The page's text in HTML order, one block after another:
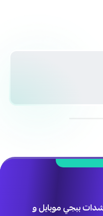
ببجي موبايل و